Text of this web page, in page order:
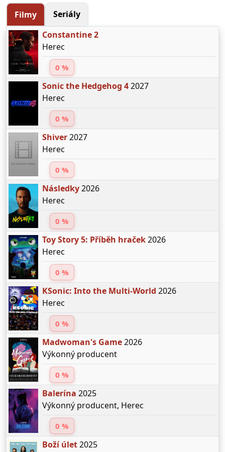
Filmy
Seriály
Constantine 2
Herec
0 %
Sonic the Hedgehog 42027
Herec
0 %
Shiver2027
Herec
0 %
Následky2026
Herec
0 %
Toy Story 5: Příběh hraček2026
Herec
0 %
KSonic: Into the Multi-World 2026
Herec
0 %
Madwoman's Game2026
Výkonný producent
0 %
Balerína 2025
Výkonný producent, Herec
0 %
Boží úlet2025